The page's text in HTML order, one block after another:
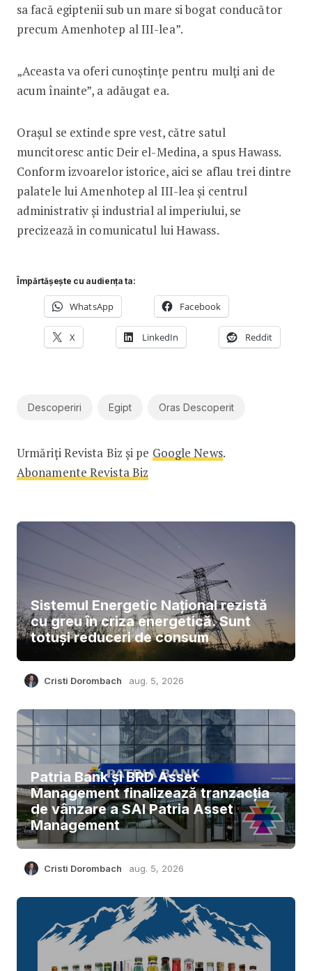
sa facă egiptenii sub un mare si bogat conducător
precum Amenhotep al III-lea”.
„Aceasta va oferi cunoștințe pentru mulți ani de
acum înainte”, a adăugat ea.
Orașul se extinde spre vest, către satul
muncitoresc antic Deir el-Medina, a spus Hawass.
Conform izvoarelor istorice, aici se aflau trei dintre
palatele lui Amenhotep al III-lea și centrul
administrativ și industrial al imperiului, se
precizează in comunicatul lui Hawass.
Împărtășește cu audiența ta:
WhatsApp Facebook
X LinkedIn Reddit
Descoperiri Egipt Oras Descoperit
Urmăriți Revista Biz și pe Google News.
Abonamente Revista Biz
Sistemul Energetic Național rezistă
cu greu în criza energetică. Sunt
totuși reduceri de consum
Cristi Dorombach aug. 5, 2026
Patria Bank și BRD Asset
Management finalizează tranzacția
de vânzare a SAI Patria Asset
Management
Cristi Dorombach aug. 5, 2026